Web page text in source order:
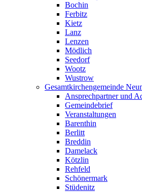
Bochin
Ferbitz
Kietz
Lanz
Lenzen
Mödlich
Seedorf
Wootz
Wustrow
Gesamtkirchengemeinde
Ansprechpartner und
Gemeindebrief
Veranstaltungen
Barenthin
Berlitt
Breddin
Damelack
Kötzlin
Rehfeld
Schönermark
Stüdenitz